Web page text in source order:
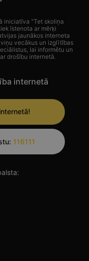
iniciatīva "Tet skoliņa
īstenota ar mērķi
jaunākos interneta
vecākus un izglītības
lai informētu un
drošību internetā.
internetā
116111